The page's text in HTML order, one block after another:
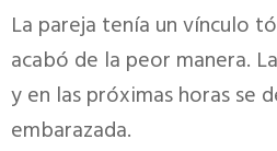
La pareja tenía un vínculo
acabó de la peor manera.
y en las próximas horas se
embarazada.